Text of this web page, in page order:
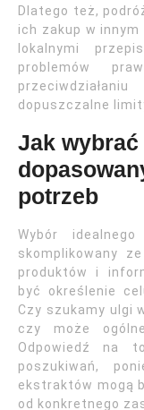
Dlatego też,
ich zakup w
lokalnymi
problemów
dopuszczalne
Jak
potrzeb
Wybór
skomplikowany
produktów i
być określenie
Czy szukamy ulgi
czy może
Odpowiedź na
poszukiwań,
ekstraktów mogą
od konkretnego